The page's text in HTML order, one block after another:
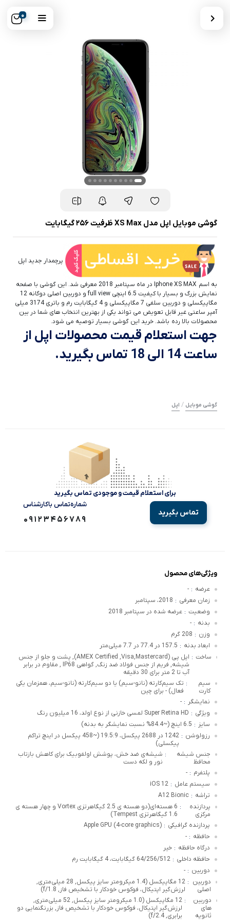
0
گوشی موبایل اپل مدل XS Max ظرفیت ۲۵۶ گیگابایت
پرچمدار جدید اپل
به اسم Iphone XS MAX در ماه سپتامبر 2018 معرفی شد. این گوشی با صفحه
نمایش بزرگ و بسیار با کیفیت 6.5 اینچی full view و دوربین اصلی دوگانه 12
مگاپیکسلی و دوربین سلفی 7 مگاپیکسلی و 4 گیگابایت رم و باتری 3174 میلی
آمپر ساعتی غیر قابل تعویض می تواند یکی از بهترین انتخاب های شما در بین
محصولات بالا رده باشد. خرید این گوشی بسیار توصیه می شود.
جهت استعلام قیمت محصولات اپل از
ساعت 14 الی 18 تماس بگیرید.
گوشی موبایل / اپل
برای استعلام قیمت و موجودی تماس بگیرید
تماس بگیرید
شماره‌تماس‌ با‌کارشناس
09123456789
ویژگی‌های محصول
عرضه :
-
زمان معرفی : 2018، سپتامبر
وضعیت : عرضه شده در سپتامبر 2018
بدنه :
-
وزن : 208 گرم
ابعاد بدنه : 157.5 در 77.4 در 7.7 میلی‌متر
ساخت :
اپل پی (AMEX Certified ,Visa,Mastercard), پشت و جلو از جنس
شیشه, فریم از جنس فولاد ضد زنگ, گواهی IP68 , مقاوم در برابر
آب تا 2 متر برای 30 دقیقه
سیم
کارت
: تک سیم‌کارته (نانو-سیم) یا دو سیم‌کارته (نانو-سیم، همزمان یکی
فعال) - برای چین
نمایشگر :
-
ویژگی : Super Retina HD لمسی خازنی از نوع اولد، 16 میلیون رنگ
سایز : 6.5 اینچ (~84.4% نسبت نمایشگر به بدنه)
رزولوشن :
1242 در 2688 پیکسل، 19.5:9 (~458 پیکسل در اینچ تراکم
پیکسلی)
جنس شیشه
محافظ
: شیشه‌ی ضد خش، پوشش اولفوبیک برای کاهش بازتاب
نور و لکه دست
پلتفرم :
-
سیستم عامل :
iOS 12
تراشه :
A12 Bionic
پردازنده
مرکزی
:
6 هسته‌ای(دو هسته ی 2.5 گیگاهرتزی Vortex و چهار هسته ی
1.6 گیگاهرتزی Tempest)
پردازنده گرافیکی :
(Apple GPU (4-core graphics
حافظه :
-
درگاه حافظه : خیر
حافظه داخلی : 64/256/512 گیگابایت، 4 گیگابایت رم
دوربین :
-
دوربین
اصلی
:
12 مگاپیکسل (1.4 میکرومتر سایز پیکسل, 28 میلی‌متری,
لرزش‌گیر اپتیکال، فوکوس خودکار با تشخیص فاز, f/1.8)
دوربین
های
ثانویه
:
12 مگاپیکسل (1.0 میکرومتر سایز پیکسل, 52 میلی‌متری,
لرزش‌گیر اپتیکال، فوکوس خودکار با تشخیص فاز, بزرنگنمایی دو
برابری, f/2.4)